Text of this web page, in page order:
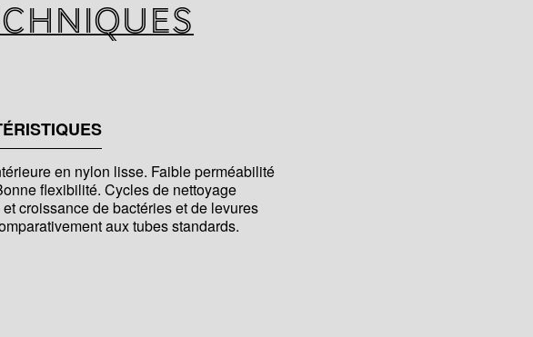
en nylon lisse. Faible perméabilité
flexibilité. Cycles de nettoyage
croissance de bactéries et de levures
aux tubes standards.